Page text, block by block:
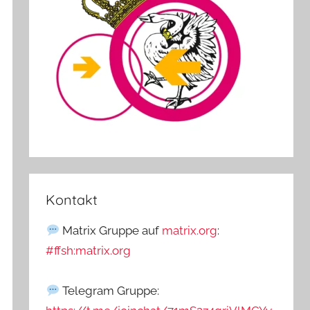
Kontakt
Matrix Gruppe auf matrix.org:
#ffsh:matrix.org
Telegram Gruppe: